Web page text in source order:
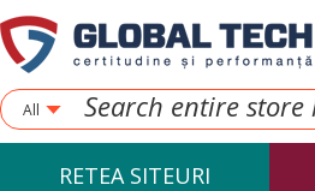
All
RETEA SITEURI